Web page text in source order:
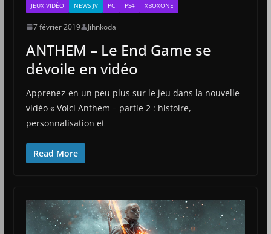
JEUX VIDÉO NEWS JV PC PS4 XBOXONE
7 février 2019 Jihnkoda
ANTHEM – Le End Game se
dévoile en vidéo
Apprenez-en un peu plus sur le jeu dans la nouvelle
vidéo « Voici Anthem – partie 2 : histoire,
personnalisation et
Read More